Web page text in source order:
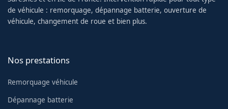
de véhicule : remorquage, dépannage batterie, ouverture de
véhicule, changement de roue et bien plus.
Nos prestations
Remorquage véhicule
Dépannage batterie